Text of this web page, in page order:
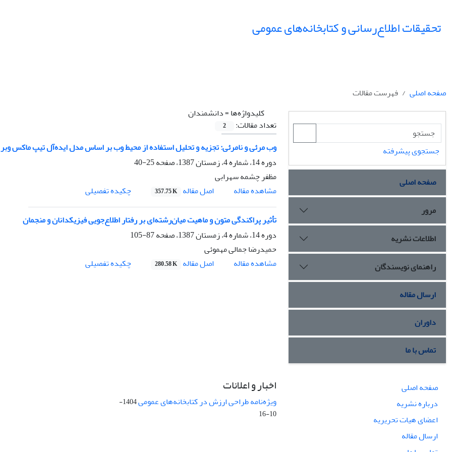
تحقیقات اطلاع‌رسانی و کتابخانه‌های عمومی
صفحه اصلی
فهرست مقالات
کلیدواژه‌ها =دانشمندان
تعداد مقالات:
2
وب مرئی و نامرئی: تجزیه و تحلیل استفاده از محیط وب بر اساس مدل ایده‌آل تیپ ماکس وبر‌
دوره 14، شماره 4، زمستان 1387، صفحه
25-40
مظفر چشمه سهرابی
مشاهده مقاله
اصل مقاله 357.75 K
چکیده تفصیلی
تأثیر پراکندگی متون و ماهیت میان‌رشته‌ای بر رفتار اطلاع‌جویی فیزیکدانان و منجمان
دوره 14، شماره 4، زمستان 1387، صفحه
87-105
حمیدرضا جمالی مهموئی
مشاهده مقاله
اصل مقاله 280.58 K چکیده تفصیلی
جستجوی پیشرفته
صفحه اصلی
مرور
اطلاعات نشریه
راهنمای نویسندگان
ارسال مقاله
داوران
تماس با ما
صفحه اصلی
درباره نشریه
اعضای هیات تحریریه
ارسال مقاله
اخبار و اعلانات
ویژه‌نامه طراحی ارزش در کتابخانه‌های عمومی
1404-
10-16